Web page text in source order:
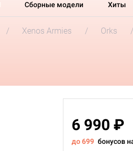
Сборные модели Хиты
Xenos Armies Orks
6 990 ₽
до 699 бонусов